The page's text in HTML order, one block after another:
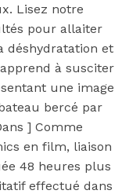
Lisez notre
pour allaiter
déshydratation et
à susciter
une image
bercé par
] Comme
en film, liaison
48 heures plus
effectué dans